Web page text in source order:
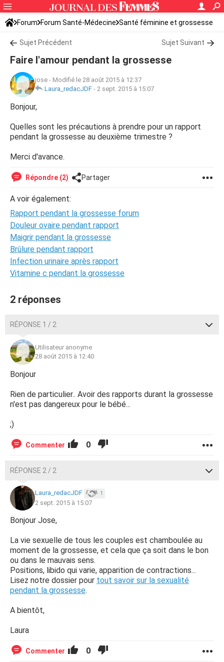
Forum Forum Santé-Médecine Santé féminine et grossesse
Sujet Précédent Sujet Suivant
Faire l'amour pendant la grossesse
jose - Modifié le 28 août 2015 à 12:37
Laura_redacJDF - 2 sept. 2015 à 15:07
Bonjour,
Quelles sont les précautions à prendre pour un rapport
pendant la grossesse au deuxième trimestre ?
Merci d'avance.
Répondre (2) Partager
A voir également:
Rapport pendant la grossesse forum
Douleur ovaire pendant rapport
Maigrir pendant la grossesse
Brûlure pendant rapport
Infection urinaire après rapport
Vitamine c pendant la grossesse
2 réponses
RÉPONSE 1 / 2
Utilisateur anonyme
28 août 2015 à 12:40
Bonjour
Rien de particulier.. Avoir des rapports durant la grossesse
n'est pas dangereux pour le bébé...
;)
Commenter 0
RÉPONSE 2 / 2
Laura_redacJDF 1
2 sept. 2015 à 15:07
Bonjour Jose,
La vie sexuelle de tous les couples est chamboulée au
moment de la grossesse, et cela que ça soit dans le bon
ou dans le mauvais sens.
Positions, libido qui varie, apparition de contractions...
Lisez notre dossier pour tout savoir sur la sexualité
pendant la grossesse.
A bientôt,
Laura
Commenter 0